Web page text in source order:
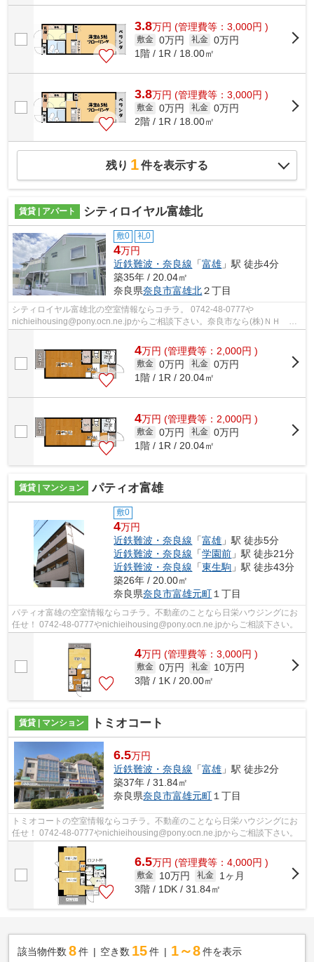
3.8万円 (管理費等：3,000円 )
敷金 0万円 礼金 0万円
1階 / 1R / 18.00㎡
3.8万円 (管理費等：3,000円 )
敷金 0万円 礼金 0万円
2階 / 1R / 18.00㎡
残り 1件を表示する
賃貸 | アパート シティロイヤル富雄北
敷0 礼0
4万円
近鉄難波・奈良線 「富雄 」駅 徒歩4分
築35年 / 20.04㎡
奈良県奈良市富雄北２丁目
シティロイヤル富雄北の空室情報ならコチラ。 0742-48-0777や
nichieihousing@pony.ocn.ne.jpからご相談下さい。奈良市なら(株)ＮＨ 日
4万円 (管理費等：2,000円 )
敷金 0万円 礼金 0万円
1階 / 1R / 20.04㎡
4万円 (管理費等：2,000円 )
敷金 0万円 礼金 0万円
1階 / 1R / 20.04㎡
賃貸 | マンション パティオ富雄
敷0
4万円
近鉄難波・奈良線 「富雄 」駅 徒歩5分
近鉄難波・奈良線 「学園前 」駅 徒歩21分
近鉄難波・奈良線 「東生駒 」駅 徒歩43分
築26年 / 20.00㎡
奈良県奈良市富雄元町 １丁目
パティオ富雄の空室情報ならコチラ。不動産のことなら日栄ハウジングにお
任せ！ 0742-48-0777やnichieihousing@pony.ocn.ne.jpからご相談下さい。
4万円 (管理費等：3,000円 )
敷金 0万円 礼金
10万円
3階 / 1K / 20.00㎡
賃貸 | マンション トミオコート
6.5万円
近鉄難波・奈良線 「富雄 」駅 徒歩2分
築37年 / 31.84㎡
奈良県奈良市富雄元町 １丁目
トミオコートの空室情報ならコチラ。不動産のことなら日栄ハウジングにお
任せ！ 0742-48-0777やnichieihousing@pony.ocn.ne.jpからご相談下さい。
6.5万円 (管理費等：4,000円 )
敷金 10万円 礼金
1ヶ月
3階 / 1DK / 31.84㎡
該当物件数 8件 空き数 15 件 1～8 件を表示